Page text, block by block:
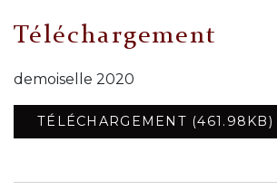
Téléchargement
demoiselle 2020
TÉLÉCHARGEMENT (461.98KB)